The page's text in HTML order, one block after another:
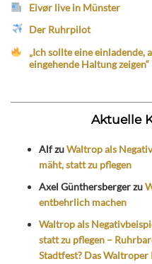
Eivør live in Münster
Der Ruhrpilot
„Ich sollte eine
eingehende Haltung zeigen“
Aktuelle
AlfzuWaltrop als
mäht, statt zu pflegen
Axel Günthersbergerzu
entbehrlich machen
Waltrop als
statt zu pflegen –
Stadtfest? Das